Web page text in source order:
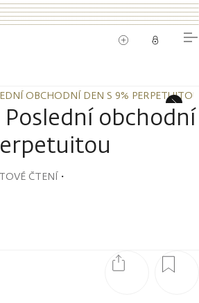
OBCHODNÍ DEN S 9% PERPETUITOU
OBCHODNÍ DEN S 9% PERPETUITOU
Poslední obchodní
ČTENÍ・